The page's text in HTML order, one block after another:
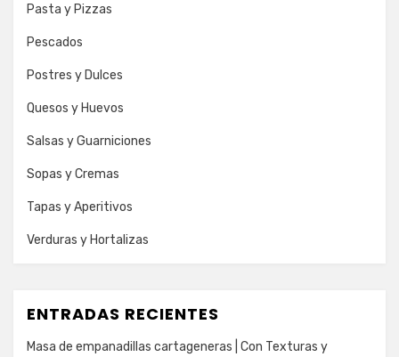
Pasta y Pizzas
Pescados
Postres y Dulces
Quesos y Huevos
Salsas y Guarniciones
Sopas y Cremas
Tapas y Aperitivos
Verduras y Hortalizas
ENTRADAS RECIENTES
Masa de empanadillas cartageneras | Con Texturas y